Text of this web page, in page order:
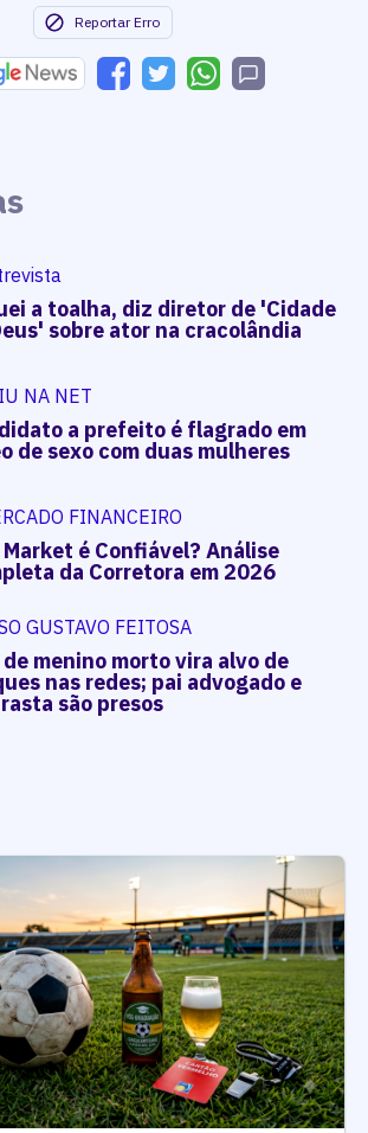
Reportar Erro
a toalha, diz diretor de 'Cidade
sobre ator na cracolândia
NA NET
a prefeito é flagrado em
de sexo com duas mulheres
FINANCEIRO
Market é Confiável? Análise
da Corretora em 2026
GUSTAVO FEITOSA
de menino morto vira alvo de
nas redes; pai advogado e
são presos